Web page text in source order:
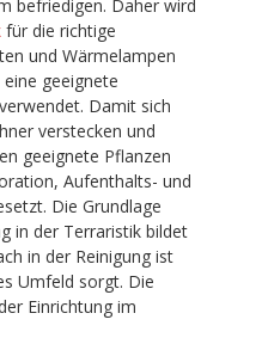
befriedigen. Daher wird
für die richtige
und Wärmelampen
geeignete
Damit sich
verstecken und
geeignete Pflanzen
Aufenthalts- und
Die Grundlage
in der Terraristik bildet
in der Reinigung ist
Umfeld sorgt. Die
Einrichtung im